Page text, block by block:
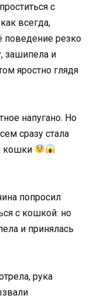
с
всегда,
поведение резко
зашипела и
яростно глядя
напугано. Но
сразу стала
кошки
рука